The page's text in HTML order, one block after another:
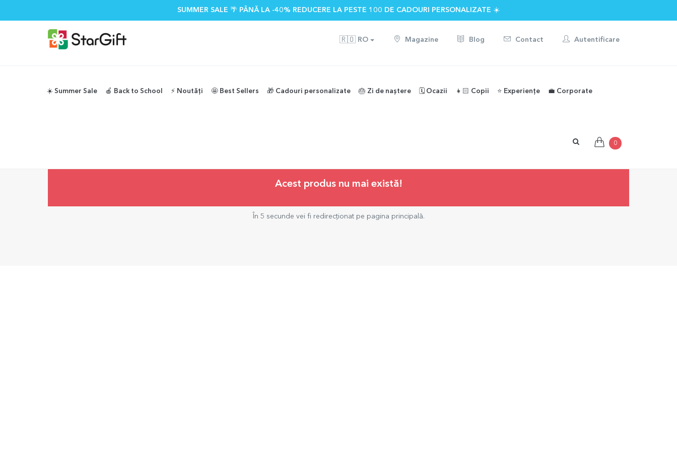
SUMMER SALE 🌴 PÂNĂ LA -40% REDUCERE LA PESTE 100 DE CADOURI PERSONALIZATE ☀️
🇷🇴 RO Magazine Blog Contact Autentificare
☀️ Summer Sale 🍎 Back to School ⚡️ Noutăți 🤩 Best Sellers 🎁 Cadouri personalizate 🎂 Zi de naștere 🗓️ Ocazii 👧🏻 Copii ⭐️ Experiențe 💼 Corporate
0
Acest produs nu mai există!
În 5 secunde vei fi redirecționat pe pagina principală.